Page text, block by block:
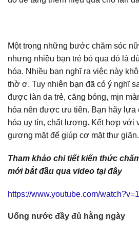
Một trong những bước chăm sóc
nhưng nhiều bạn trẻ bỏ qua đó là
hóa. Nhiều bạn nghĩ ra việc này
thờ ơ. Tuy nhiên bạn đã có ý nghĩ
được làn da trẻ, căng bóng, mịn
hóa nên được ưu tiên. Bạn hãy lựa
hóa uy tín, chất lượng. Kết hợp với
gương mặt để giúp cơ mặt thư giãn.
Tham khảo chi tiết kiến thức
mới bắt đầu qua video tại đây
https://www.youtube.com/
Uống nước đầy đủ hằng ngày